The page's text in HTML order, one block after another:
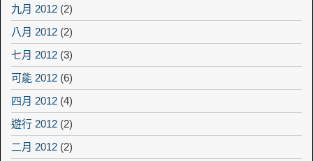
九月 2012 (2)
八月 2012 (2)
七月 2012 (3)
可能 2012 (6)
四月 2012 (4)
遊行 2012 (2)
二月 2012 (2)